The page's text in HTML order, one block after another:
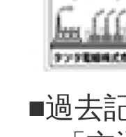
■過去